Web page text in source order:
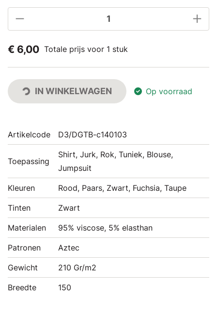
€ 6,00 Totale prijs voor 1 stuk
IN WINKELWAGEN Op voorraad
Artikelcode D3/DGTB-c140103
Toepassing
Shirt, Jurk, Rok, Tuniek, Blouse,
Jumpsuit
Kleuren Rood, Paars, Zwart, Fuchsia, Taupe
Tinten Zwart
Materialen 95% viscose, 5% elasthan
Patronen Aztec
Gewicht 210 Gr/m2
Breedte 150